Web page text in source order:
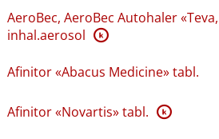
AeroBec, AeroBec Autohaler
inhal.aerosol K
Afinitor «Abacus Medicine» tabl.
Afinitor «Novartis» tabl. K